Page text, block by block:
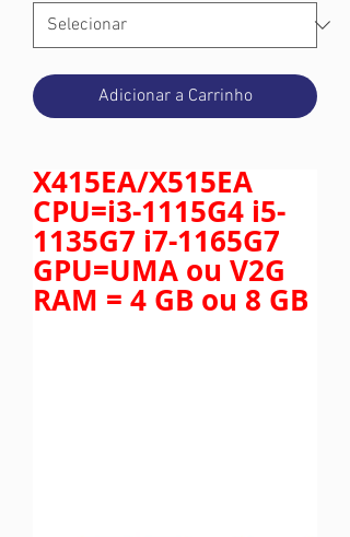
Adicionar a Carrinho
X415EA/X515EA
CPU=i3-1115G4 i5-
1135G7 i7-1165G7
GPU=UMA ou V2G
RAM = 4 GB ou 8 GB